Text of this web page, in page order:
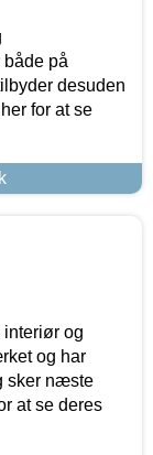
på
desuden
for at se
interiør og
og har
sker næste
at se deres